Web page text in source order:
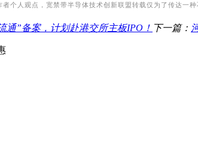
个人观点，宽禁带半导体技术创新联盟转载仅为了传达一
通”备案，计划赴港交所主板IPO！ 下一篇：